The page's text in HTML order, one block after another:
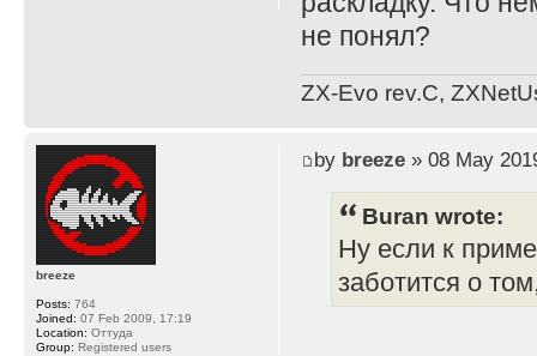
не понял?
ZX-Evo rev.C,
by breeze» 08 May
Buran wrote:
Ну если к
заботится о
breeze
Posts: 764
Joined: 07 Feb 2009, 17:19
Location: Оттуда
Group: Registered users